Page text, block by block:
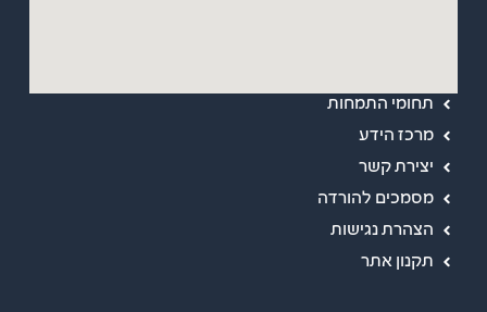
תחומי התמחות
מרכז הידע
יצירת קשר
מסמכים להורדה
הצהרת נגישות
תקנון אתר